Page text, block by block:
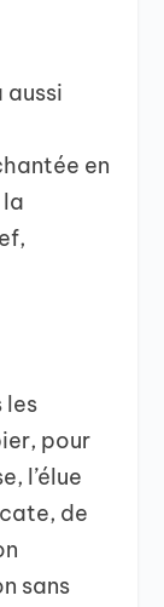
en
les
pour
l’élue
de
sans